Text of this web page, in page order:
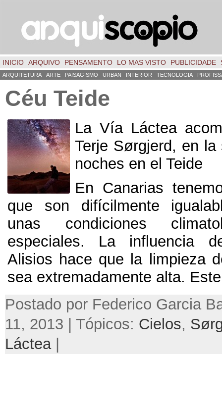
INICIO ARQUIVO PENSAMENTO LO MAS VISTO PUBLICIDADE
ARQUITETURA ARTE PAISAGISMO URBAN INTERIOR TECNOLOGIA
Céu Teide
La Vía Láctea
Terje Sørgjerd, en la
noches en el Teide
En Canarias
que son difícilmente
unas condiciones
especiales. La influencia
Alisios hace que la limpieza
sea extremadamente alta. Este
Postado por Federico Garcia
11, 2013 | Tópicos: Cielos,
Láctea|